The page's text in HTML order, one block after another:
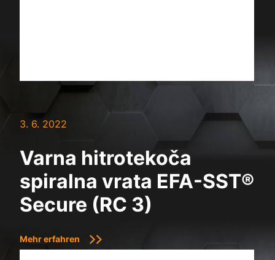
3. 6. 2022
Varna hitrotekoča
spiralna vrata EFA-SST®
Secure (RC 3)
Mehr erfahren